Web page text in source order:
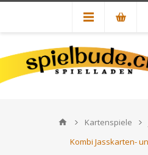
Kartenspiele
Kombi Jasskarten-